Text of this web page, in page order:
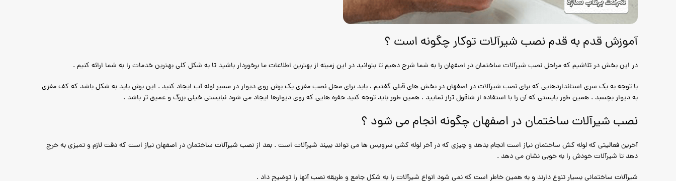
آموزش قدم به قدم نصب شیرآلات توکار چگونه است ؟
در این بخش در تلاشیم که مراحل نصب شیرآلات ساختمان در اصفهان را به شما شرح دهیم تا بتوانید در این زمینه از بهترین اطلاعات ما برخوردار باشید تا به شکل کلی بهترین خدمات را به شما ارائه کنیم .
با توجه به یک سری استانداردهایی که برای نصب شیرآلات در اصفهان در بخش های قبلی گفتیم ، باید برای محل نصب مغزی یک برش روی دیوار در مسیر لوله آب ایجاد کنید . این برش باید به شکل باشد که کف مغزی
به دیوار بچسبد . همین طور بایستی که آن را با استفاده از شاقول تراز نمایید . همین طور باید توجه کنید حفره هایی که روی دیوارها ایجاد می شود نبایستی خیلی بزرگ و عمیق تر باشد .
نصب شیرآلات ساختمان در اصفهان چگونه انجام می شود ؟
آخرین فعالیتی که لوله کش ساختمان نیاز است انجام بدهد و چیزی که در آخر لوله کشی سرویس ها می تواند ببیند شیرآلات است . بعد از نصب شیرآلات ساختمان در اصفهان نیاز است که دقت لازم و تمیزی به خرج
دهد تا شیرآلات خودش را به خوبی نشان می دهد .
شیرآلات ساختمانی بسیار تنوع دارند و به همین خاطر است که نمی شود انواع شیرآلات را به شکل جامع و طریقه نصب آنها را توضیح داد .